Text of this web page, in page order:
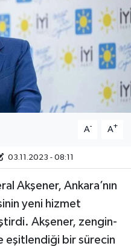
A- A+
03.11.2023 - 08:11
Akşener, Ankara’nın
yeni hizmet
Akşener, zengin-
eşitlendiği bir sürecin